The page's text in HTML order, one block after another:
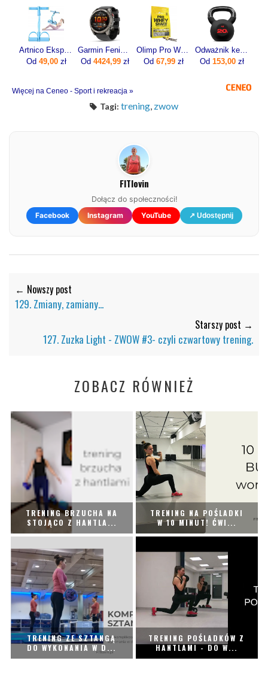
Artnico Ekspander Do Ćwiczeń Z Pedałami Gumy Oporowe Trening Nóg Brzucha Błekitny
Od 49,00zł
Garmin Fenix 8 Pro 51mm Grafitowy
Od 4424,99zł
Olimp Pro Whey Shake 700g
Od 67,99zł
Odważnik kettlebell żeliwny 20kg
Od 153,00 zł
Więcej na Ceneo - Sport i rekreacja »
Tagi: trening, zwow
FITlovin
Dołącz do społeczności!
Facebook
Instagram YouTube ↗ Udostępnij
← Nowszy post
129. Zmiany, zamiany...
Starszy post →
127. Zuzka Light - ZWOW #3- czyli czwartowy trening.
ZOBACZ RÓWNIEŻ
TRENING BRZUCHA NA
STOJĄCO Z HANTLA...
TRENING NA POŚLADKI
W 10 MINUT! ĆWI...
TRENING ZE SZTANGĄ
DO WYKONANIA W D...
TRENING POŚLADKÓW Z
HANTLAMI - DO W...